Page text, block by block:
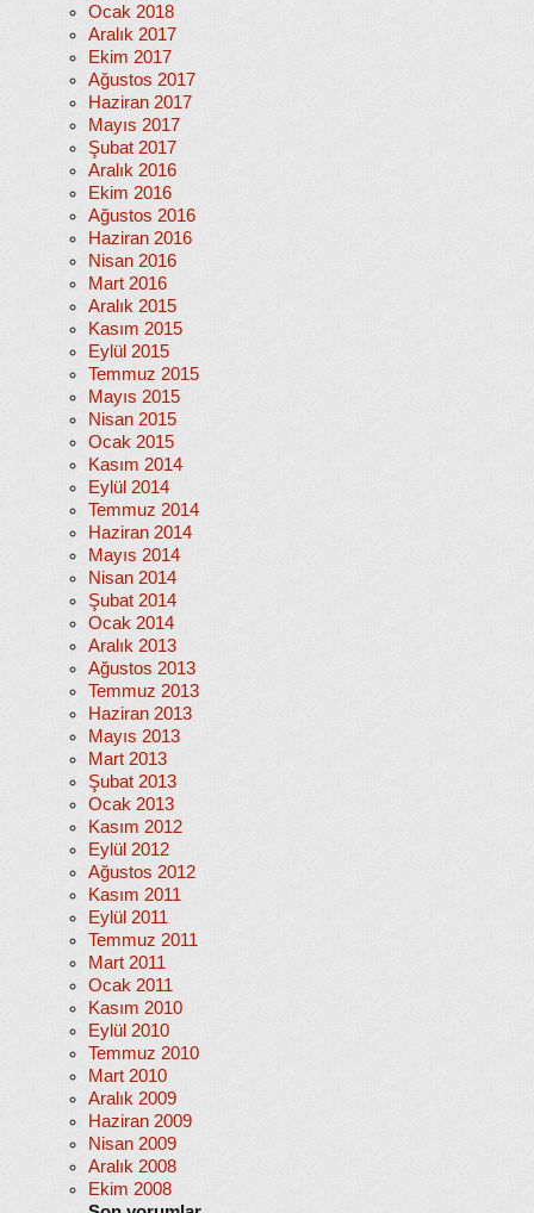
Ocak 2018
Aralık 2017
Ekim 2017
Ağustos 2017
Haziran 2017
Mayıs 2017
Şubat 2017
Aralık 2016
Ekim 2016
Ağustos 2016
Haziran 2016
Nisan 2016
Mart 2016
Aralık 2015
Kasım 2015
Eylül 2015
Temmuz 2015
Mayıs 2015
Nisan 2015
Ocak 2015
Kasım 2014
Eylül 2014
Temmuz 2014
Haziran 2014
Mayıs 2014
Nisan 2014
Şubat 2014
Ocak 2014
Aralık 2013
Ağustos 2013
Temmuz 2013
Haziran 2013
Mayıs 2013
Mart 2013
Şubat 2013
Ocak 2013
Kasım 2012
Eylül 2012
Ağustos 2012
Kasım 2011
Eylül 2011
Temmuz 2011
Mart 2011
Ocak 2011
Kasım 2010
Eylül 2010
Temmuz 2010
Mart 2010
Aralık 2009
Haziran 2009
Nisan 2009
Aralık 2008
Ekim 2008